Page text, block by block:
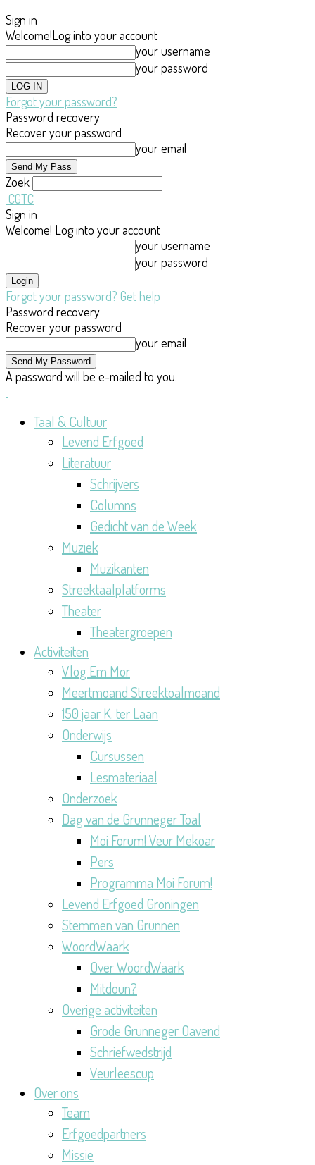
Sign in
Welcome!Log into your account
your username
your password
Forgot your password?
Password recovery
Recover your password
your email
Zoek
CGTC
Sign in
Welcome! Log into your account
your username
your password
Forgot your password? Get help
Password recovery
Recover your password
your email
A password will be e-mailed to you.
Taal & Cultuur
Levend Erfgoed
Literatuur
Schrijvers
Columns
Gedicht van de Week
Muziek
Muzikanten
Streektaalplatforms
Theater
Theatergroepen
Activiteiten
Vlog Em Mor
Meertmoand Streektoalmoand
150 jaar K. ter Laan
Onderwijs
Cursussen
Lesmateriaal
Onderzoek
Dag van de Grunneger Toal
Moi Forum! Veur Mekoar
Pers
Programma Moi Forum!
Levend Erfgoed Groningen
Stemmen van Grunnen
WoordWaark
Over WoordWaark
Mitdoun?
Overige activiteiten
Grode Grunneger Oavend
Schriefwedstrijd
Veurleescup
Over ons
Team
Erfgoedpartners
Missie